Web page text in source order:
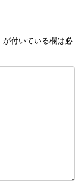
が付いている欄は必